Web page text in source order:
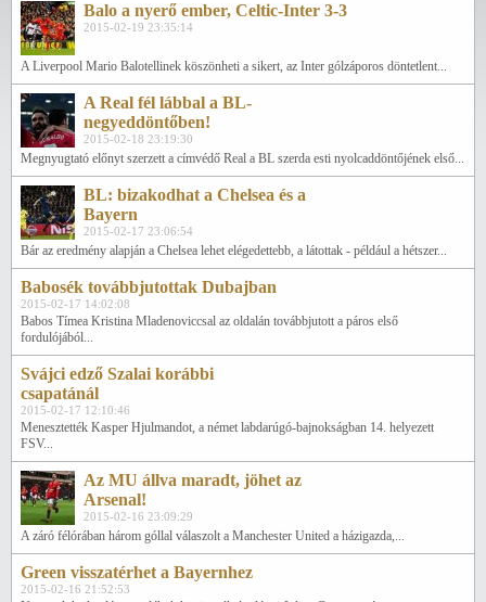
Balo a nyerő ember, Celtic-Inter 3-3
2015-02-19 23:35:14
A Liverpool Mario Balotellinek köszönheti a sikert, az Inter gólzáporos döntetlent...
A Real fél lábbal a BL-
negyeddöntőben!
2015-02-18 23:19:30
Megnyugtató előnyt szerzett a címvédő Real a BL szerda esti nyolcaddöntőjének első...
BL: bizakodhat a Chelsea és a
Bayern
2015-02-17 23:06:54
Bár az eredmény alapján a Chelsea lehet elégedettebb, a látottak - például a hétszer...
Babosék továbbjutottak Dubajban
2015-02-17 14:02:08
Babos Tímea Kristina Mladenoviccsal az oldalán továbbjutott a páros első
fordulójából...
Svájci edző Szalai korábbi
csapatánál
2015-02-17 12:10:46
Menesztették Kasper Hjulmandot, a német labdarúgó-bajnokságban 14. helyezett
FSV...
Az MU állva maradt, jöhet az
Arsenal!
2015-02-16 23:09:29
A záró félórában három góllal válaszolt a Manchester United a házigazda,...
Green visszatérhet a Bayernhez
2015-02-16 21:52:53